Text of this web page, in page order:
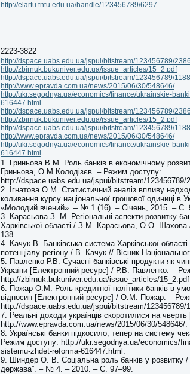
http://elartu.tntu.edu.ua/handle/123456789/6297
2223-3822
http://dspace.uabs.edu.ua/jspui/bitstream/123456789/
http://zbirnuk.bukuniver.edu.ua/issue_articles/15_2.pdf
http://dspace.uabs.edu.ua/jspui/bitstream/123456789/
http://www.epravda.com.ua/news/2015/06/30/548646/
http://ukr.segodnya.ua/economics/finance/ukrainskie-
616447.html
http://dspace.uabs.edu.ua/jspui/bitstream/123456789/
http://zbirnuk.bukuniver.edu.ua/issue_articles/15_2.pdf
http://dspace.uabs.edu.ua/jspui/bitstream/123456789/
http://www.epravda.com.ua/news/2015/06/30/548646/
http://ukr.segodnya.ua/economics/finance/ukrainskie-
616447.html
1. Гриньова В.М. Роль банків в економічному
Гриньова, О.М.Колодізєв. – Режим доступу:
http://dspace.uabs.edu.ua/jspui/bitstream/123456789/
2. Ігнатова О.М. Статистичний аналіз впливу
коливання курсу національної грошової одиниці в
«Молодий вчений». – № 1 (16). – Січень, 2015. – С.
3. Карасьова З. М. Регіональні аспекти розвитку
Харківської області / З.М. Карасьова, О.О.
138.
4. Качук В. Банківська система Харківської
потенціалу регіону / В. Качук // Вісник
5. Павленко Р.В. Сучасні банківські продукти як
України [Електронний ресурс] / Р.В. Павленко. –
http://zbirnuk.bukuniver.edu.ua/issue_articles/
6. Пожар О.М. Роль кредитної політики банків в
відносин [Електронний ресурс] / О.М. Пожар. –
http://dspace.uabs.edu.ua/jspui/bitstream/123456789/
7. Реальні доходи українців скоротилися на
http://www.epravda.com.ua/news/2015/06/30/548646/.
8. Українські банки підкосило, тепер на систему
Режим доступу: http://ukr.segodnya.ua/economics/
sistemu-zhdet-reforma-616447.html.
9. Шиндер О. В. Соціальна роль банків у
держава”. – № 4. – 2010. – С. 97–99.